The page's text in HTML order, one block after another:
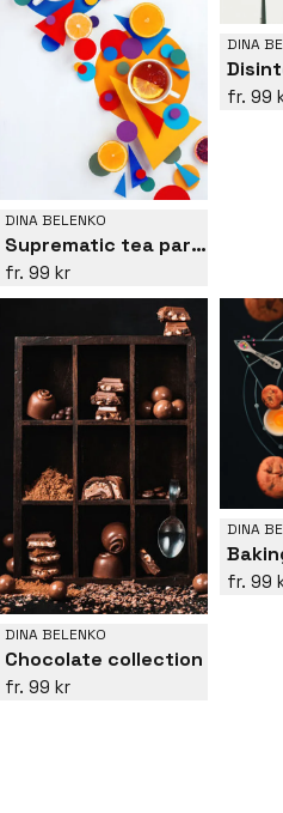
DINA BELENKO
Suprematic tea party
99 kr
DINA
99
DINA BELENKO
Chocolate collection
99 kr
DINA
99